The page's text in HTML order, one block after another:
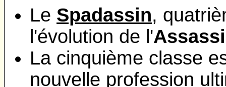
Le Spadassin,
l'évolution de l'
La cinquième classe
nouvelle profession